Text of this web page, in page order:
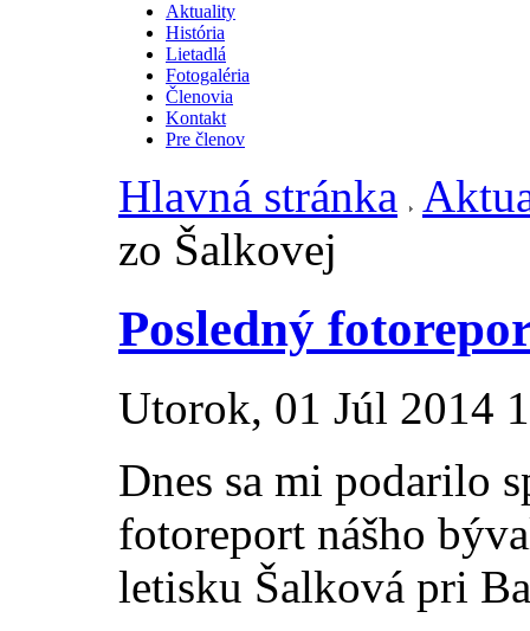
Aktuality
História
Lietadlá
Fotogaléria
Členovia
Kontakt
Pre členov
Hlavná stránka
zo Šalkovej
Posledný
Utorok, 01 Júl 2014
Dnes sa mi podarilo
fotoreport nášho
letisku Šalková pri